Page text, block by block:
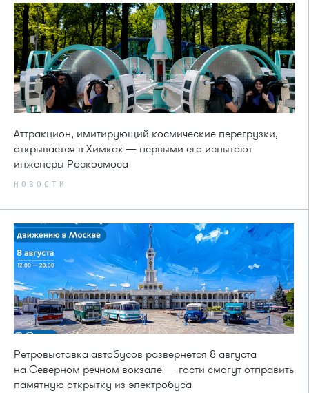
Аттракцион, имитирующий космические перегрузки,
открывается в Химках — первыми его испытают
инженеры Роскосмоса
НОВОСТИ
Ретровыставка автобусов развернется 8 августа
на Северном речном вокзале — гости смогут отправить
памятную открытку из электробуса